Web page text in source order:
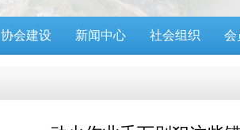
协会建设 新闻中心 社会组织 会